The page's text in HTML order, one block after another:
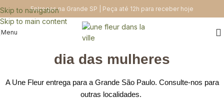
Skip to navigation
Skip to main content
Entregas na Grande SP | Peça até 12h para receber hoje
Menu
dia das mulheres
A Une Fleur entrega para a Grande São Paulo. Consulte-nos para
outras localidades.